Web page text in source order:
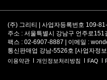
(주) 그리티 | 사업자등록번호 109-
주소 : 서울특별시 강남구 언주로
팩스 : 02-6907-8887 | 이메일 :
통신판매업 강남-5526호 [사업자정
이용약관 개인정보처리방침 FAQ